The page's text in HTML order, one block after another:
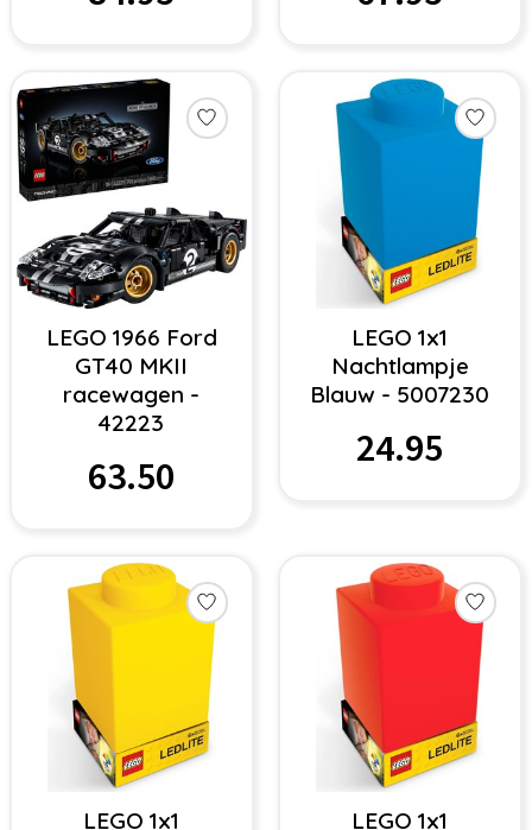
LEGO 1966 Ford
GT40 MKII
racewagen -
42223
63.50
LEGO 1x1
Nachtlampje
Blauw - 5007230
24.95
LEGO 1x1 LEGO 1x1